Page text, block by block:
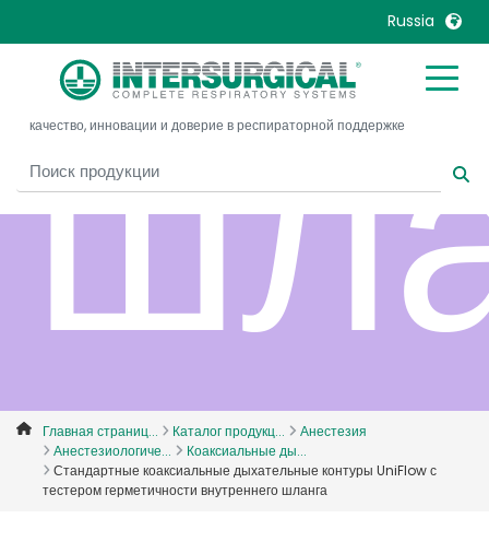
Russia
United Kingdom
United States
Belgique, Français
Canada, English
Canada, Français
Denmark
Deutschland
España
Italia
Mexico
Nederlands
Russia
Sweden
качество, инновации и доверие в респираторной поддержке
Главная страниц... Каталог продукц...
Анестезия
Анестезиологиче...
Коаксиальные ды...
Стандартные коаксиальные дыхательные контуры UniFlow с
тестером герметичности внутреннего шланга